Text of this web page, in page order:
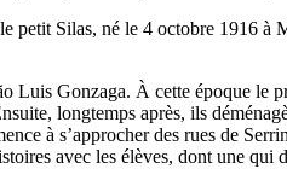
petit Silas, né le 4 octobre 1916 à
Luis Gonzaga. À cette époque le
longtemps après, ils
à s’approcher des rues de
avec les élèves, dont une qui